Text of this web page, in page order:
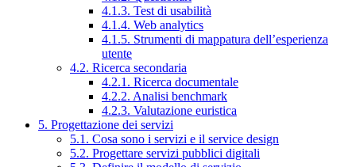
4.1.3. Test di usabilità
4.1.4. Web analytics
4.1.5. Strumenti di mappatura dell’esperienza
utente
4.2. Ricerca secondaria
4.2.1. Ricerca documentale
4.2.2. Analisi benchmark
4.2.3. Valutazione euristica
5. Progettazione dei servizi
5.1. Cosa sono i servizi e il service design
5.2. Progettare servizi pubblici digitali